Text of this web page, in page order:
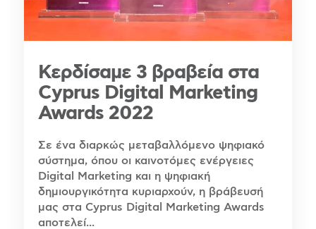
Κερδίσαμε 3 βραβεία στα
Cyprus Digital Marketing
Awards 2022
Σε ένα διαρκώς μεταβαλλόμενο ψηφιακό
σύστημα, όπου οι καινοτόμες ενέργειες
Digital Marketing και η ψηφιακή
δημιουργικότητα κυριαρχούν, η βράβευσή
μας στα Cyprus Digital Marketing Awards
αποτελεί...